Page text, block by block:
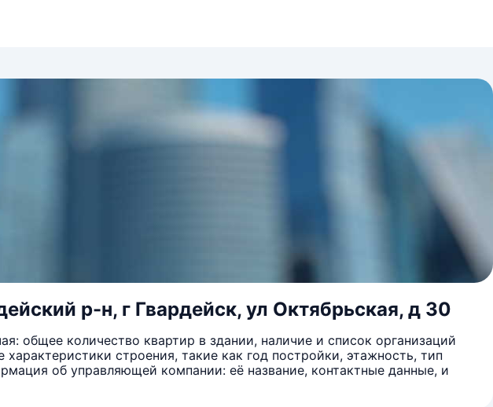
р-н, г Гвардейск, ул Октябрьская, д 30
общее количество квартир в здании, наличие и список организаций
строения, такие как год постройки, этажность, тип
об управляющей компании: её название, контактные данные, и